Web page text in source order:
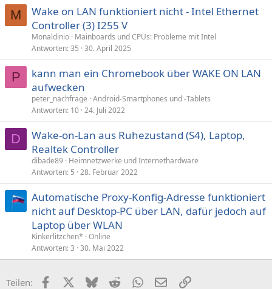
M
Wake on LAN funktioniert nicht - Intel Ethernet
Controller (3) I255 V
Monaldinio Mainboards und CPUs: Probleme mit Intel
Antworten 35 30. April 2025
P
kann man ein Chromebook über WAKE ON LAN
aufwecken
peter_nachfrage Android-Smartphones und -Tablets
Antworten 10 24. Juli 2022
D
Wake-on-Lan aus Ruhezustand (S4), Laptop,
Realtek Controller
dibade89
Heimnetzwerke und Internethardware
Antworten 5 28. Februar 2022
Automatische Proxy-Konfig-Adresse funktioniert
nicht auf Desktop-PC über LAN, dafür jedoch auf
Laptop über WLAN
Kinkerlitzchen* Online
Antworten 3 30. Mai 2022
Teilen: FacebookX (Twitter)
BlueskyRedditWhatsApp
E-MailLink